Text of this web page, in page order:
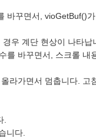
꾸면서, vioGetBuf()가
우 계단 현상이 나타납
바꾸면서, 스크롤 내
라가면서 멈춥니다. 고
.
니다.